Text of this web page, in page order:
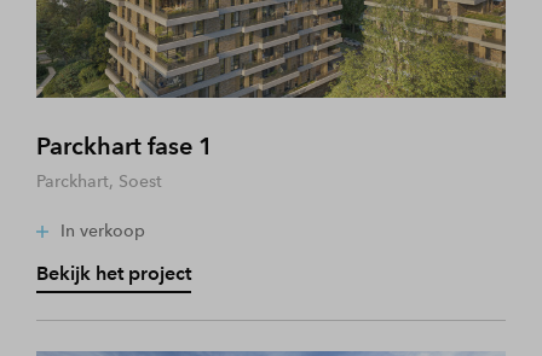
Parckhart fase 1
Parckhart, Soest
In verkoop
Bekijk het project